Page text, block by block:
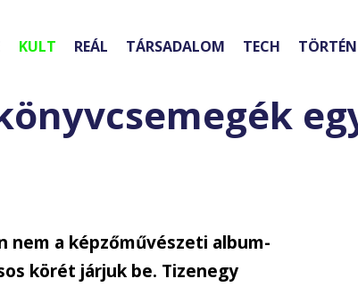
KULT REÁL TÁRSADALOM TECH
nem a képzőművészeti album-
körét járjuk be. Tizenegy